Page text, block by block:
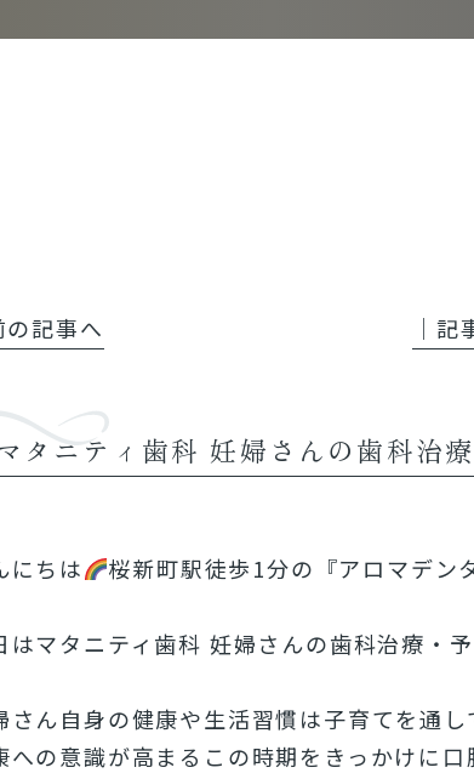
の記事へ │記
タニティ歯科 妊婦さんの歯科治
にちは 桜新町駅徒歩1分の『アロマデン
はマタニティ歯科 妊婦さんの歯科治療・予
さん自身の健康や生活習慣は子育てを通し
への意識が高まるこの時期をきっかけに